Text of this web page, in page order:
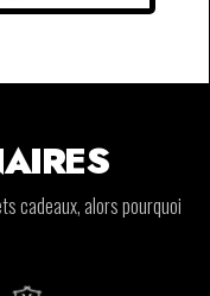
cadeaux, alors pourquoi